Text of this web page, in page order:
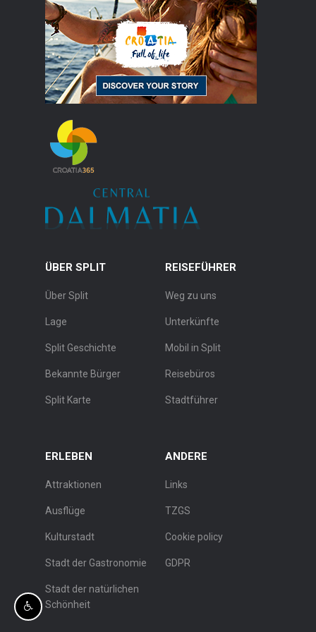
ÜBER SPLIT
Über Split
Lage
Split Geschichte
Bekannte Bürger
Split Karte
REISEFÜHRER
Weg zu uns
Unterkünfte
Mobil in Split
Reisebüros
Stadtführer
ERLEBEN
Attraktionen
Ausflüge
Kulturstadt
Stadt der Gastronomie
Stadt der natürlichen
Schönheit
ANDERE
Links
TZGS
Cookie policy
GDPR